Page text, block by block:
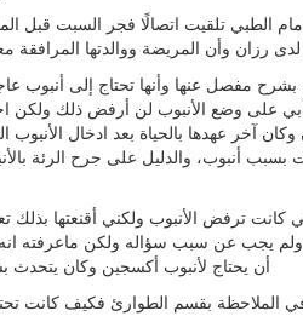
ابنتي إلى مجمع الدمام الطبي تلقيت اتصالًا فجر السبت
بشرح مفصل عنها وأنها تحتاج إلى أنبوب
أبي على وضع الأنبوب لن أرفض ذلك
آخر عهدها بالحياة بعد ادخال الأنبوب
أنبوب، والدليل على جرح الرئة
كانت ترفض الأنبوب ولكني أقنعتها بذلك
ولم يجب عن سبب سؤاله ولكن ماعرفته
أن يحتاج لأنبوب أكسجين وكان
الملاحظة بقسم الطوارئ فكيف كانت